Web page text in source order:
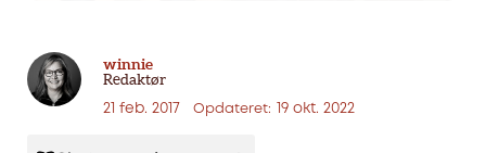
winnie
Redaktør
21 feb. 2017 Opdateret: 19 okt. 2022